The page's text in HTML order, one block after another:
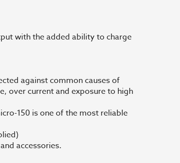
with the added ability to charge
against common causes of
over current and exposure to high
150 is one of the most reliable
accessories.